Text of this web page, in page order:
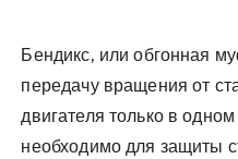
Бендикс‚ или обгонная
передачу вращения от
двигателя только в
необходимо для защиты